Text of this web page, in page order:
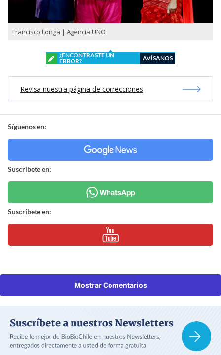
Francisco Longa | Agencia UNO
¿ENCONTRASTE UN
ERROR?
AVÍSANOS
Revisa nuestra página de correcciones
Síguenos en:
Suscríbete en:
Suscríbete en:
Mostrar Comentarios